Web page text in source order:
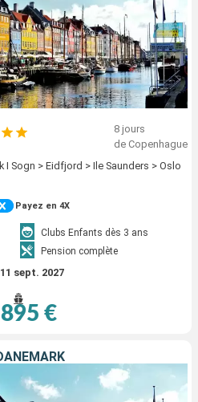
8 jours
de Copenhague
I Sogn > Eidfjord > Ile Saunders > Oslo
Payez en 4X
Clubs Enfants dès 3 ans
Pension complète
sept. 2027
895 €